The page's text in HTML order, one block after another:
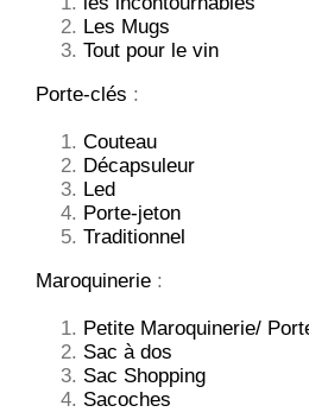
Les Mugs
Tout pour le vin
Porte-clés :
Couteau
Décapsuleur
Led
Porte-jeton
Traditionnel
Maroquinerie :
Petite Maroquinerie/
Sac à dos
Sac Shopping
Sacoches